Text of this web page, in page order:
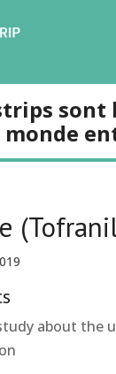
sont
monde
about the